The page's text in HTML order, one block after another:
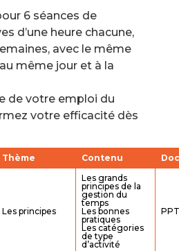
6 séances de
d’une heure chacune,
avec le même
au même jour et à la
de votre emploi du
votre efficacité dès
Thème Contenu
Les principes
Les grands
principes de la
gestion du
temps
Les bonnes
pratiques
Les catégories
de type
d’activité
PPT